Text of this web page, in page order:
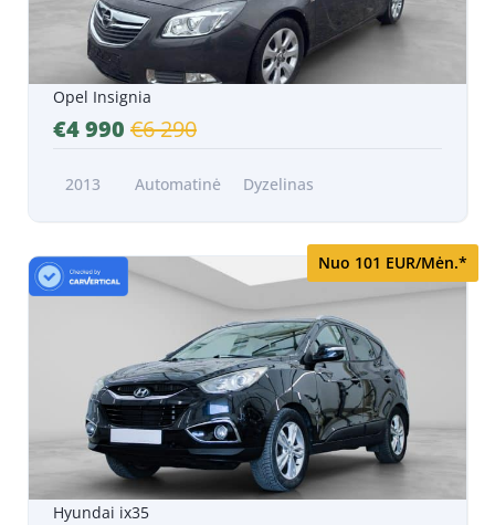
Opel Insignia
€4 990 €6 290
2013 Automatinė Dyzelinas
Nuo 101 EUR/Mėn.*
Hyundai ix35